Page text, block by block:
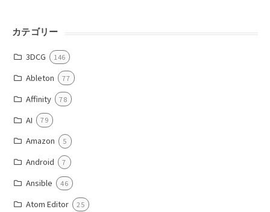
カテゴリー
3DCG 146
Ableton 77
Affinity 78
AI 79
Amazon 5
Android 7
Ansible 46
Atom Editor 25